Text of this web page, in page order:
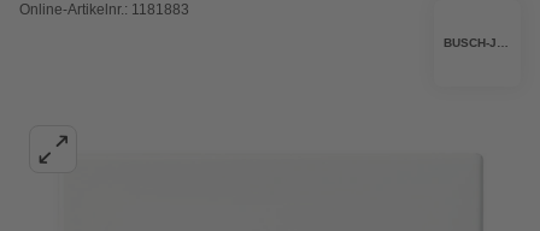
Online-Artikelnr.: 1181883